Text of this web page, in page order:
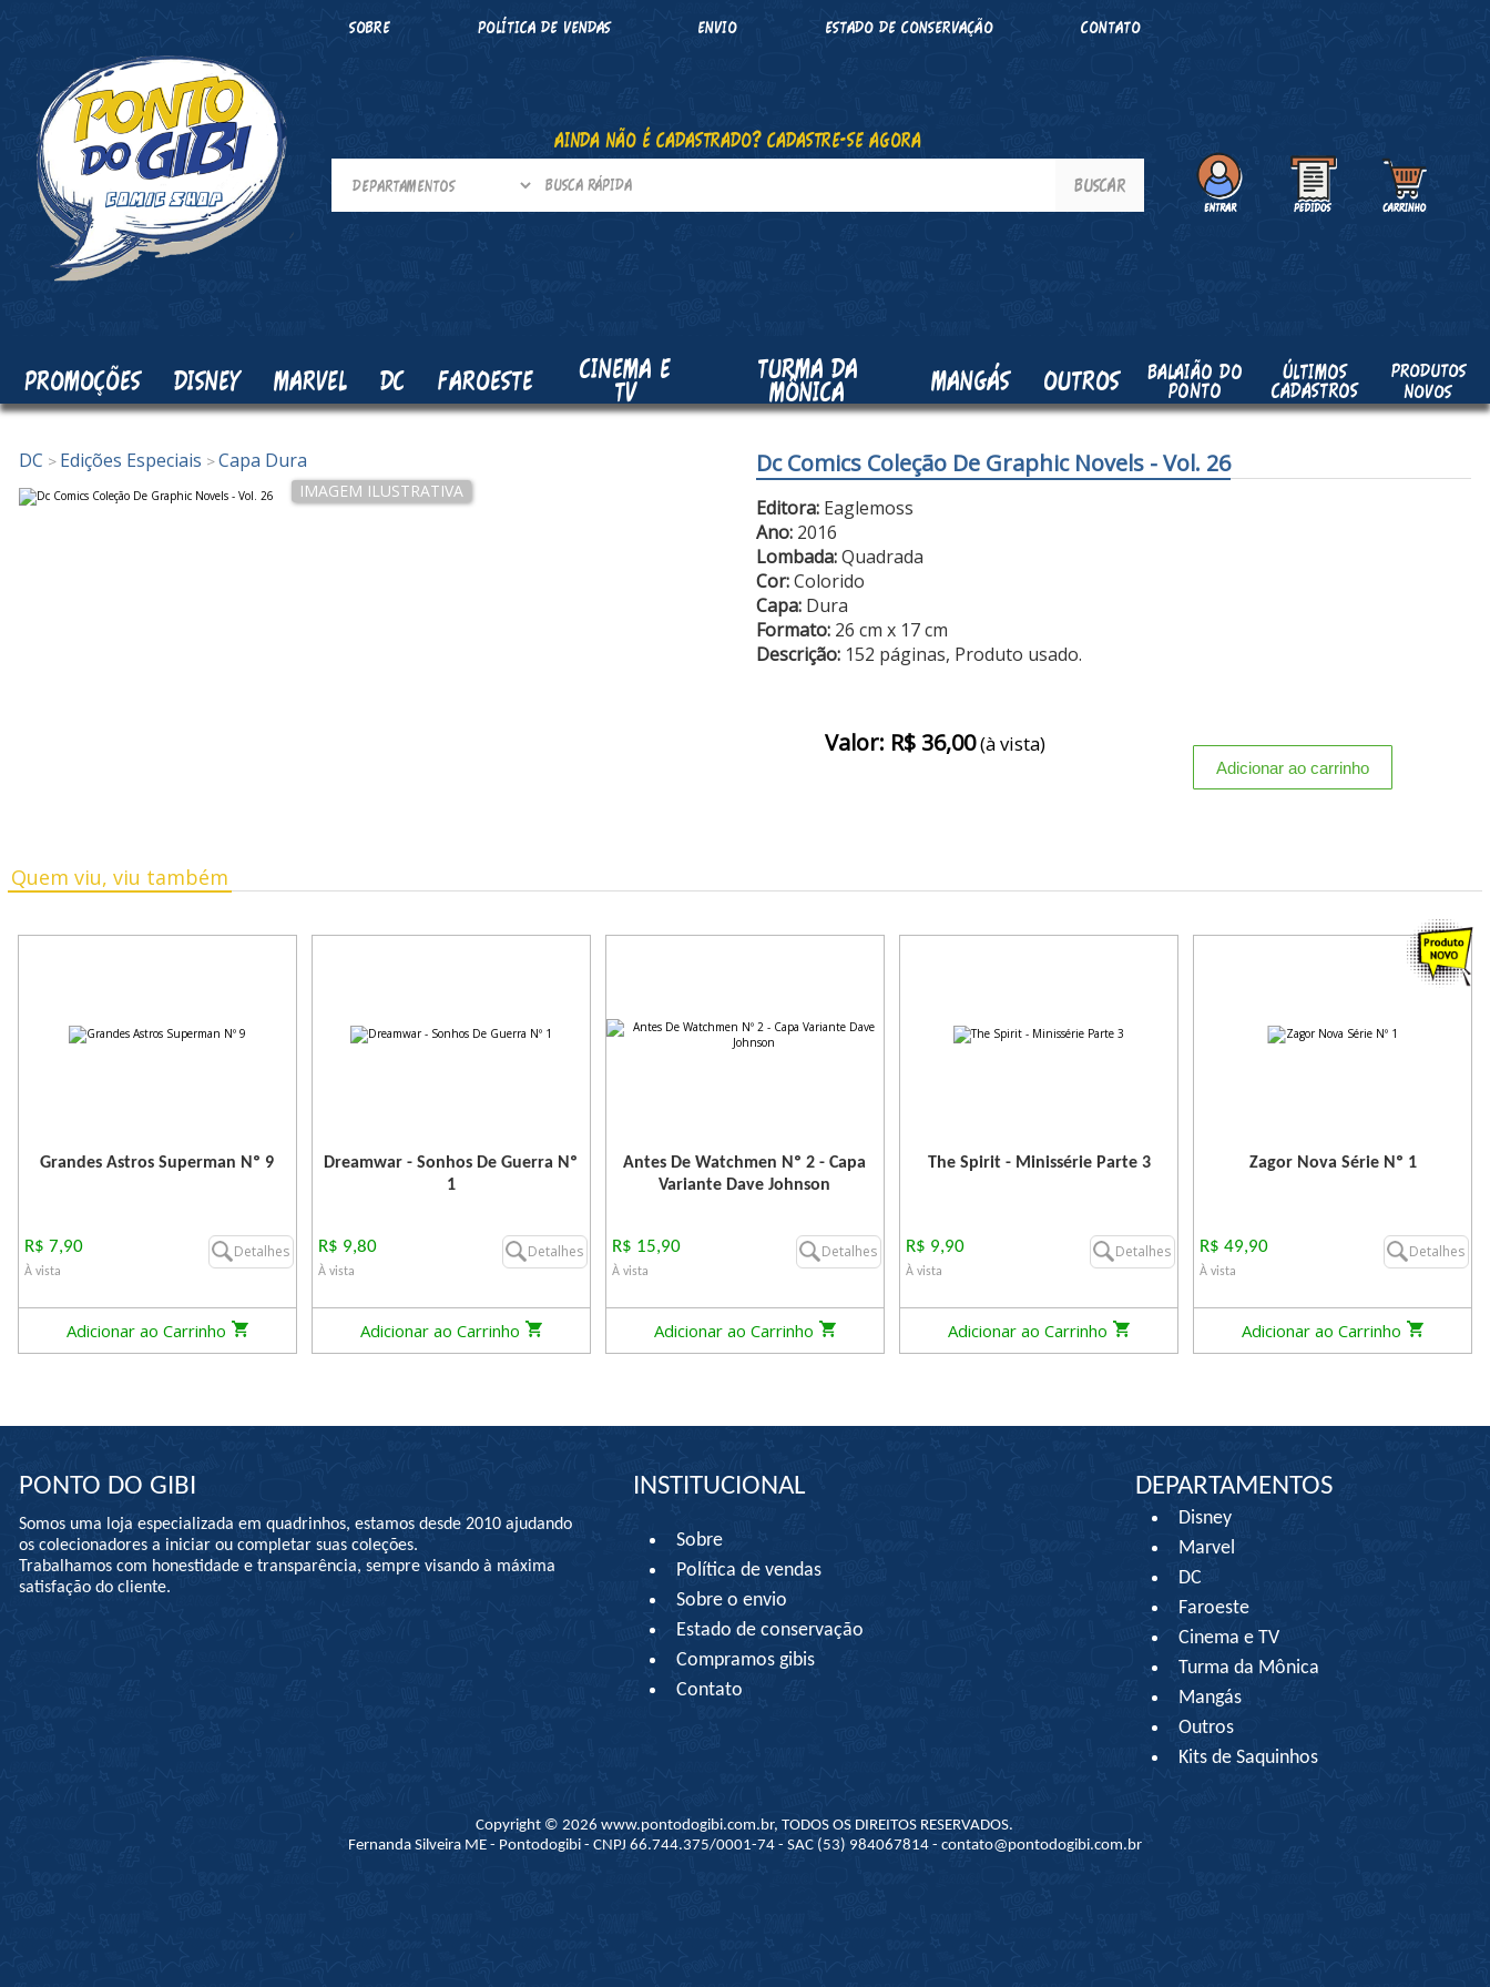
SOBRE POLÍTICA DE VENDAS ENVIO ESTADO DE CONSERVAÇÃO CONTATO
AINDA NÃO É CADASTRADO? CADASTRE-SE AGORA
PROMOÇÕES DISNEY MARVEL DC FAROESTE CINEMA E
TV
TURMA DA
MÔNICA MANGÁS OUTROS BALAIÃO DO
PONTO
ÚLTIMOS
CADASTROS
PRODUTOS
NOVOS
DC > Edições Especiais >Capa Dura Dc Comics Coleção De Graphic Novels - Vol. 26
Editora:Eaglemoss
Ano:2016
Lombada:Quadrada
Cor:Colorido
Capa:Dura
Formato:26 cm x 17 cm
Descrição: 152 páginas, Produto usado.
Valor: R$ 36,00(à vista)
Quem viu, viu também
Grandes Astros Superman Nº 9
R$ 7,90
À vista
Detalhes
Adicionar ao Carrinho
Dreamwar - Sonhos De Guerra Nº
1
R$ 9,80
À vista
Detalhes
Adicionar ao Carrinho
Antes De Watchmen Nº 2 - Capa
Variante Dave Johnson
R$ 15,90
À vista
Detalhes
Adicionar ao Carrinho
The Spirit - Minissérie Parte 3
R$ 9,90
À vista
Detalhes
Adicionar ao Carrinho
Zagor Nova Série Nº 1
R$ 49,90
À vista
Detalhes
Adicionar ao Carrinho
PONTO DO GIBI
Somos uma loja especializada em quadrinhos, estamos desde 2010 ajudando
os colecionadores a iniciar ou completar suas coleções.
Trabalhamos com honestidade e transparência, sempre visando à máxima
satisfação do cliente.
INSTITUCIONAL
Sobre
Política de vendas
Sobre o envio
Estado de conservação
Compramos gibis
Contato
DEPARTAMENTOS
Disney
Marvel
DC
Faroeste
Cinema e TV
Turma da Mônica
Mangás
Outros
Kits de Saquinhos
Copyright © 2026 www.pontodogibi.com.br, TODOS OS DIREITOS RESERVADOS.
Fernanda Silveira ME - Pontodogibi - CNPJ 66.744.375/0001-74 - SAC (53) 984067814 - contato@pontodogibi.com.br